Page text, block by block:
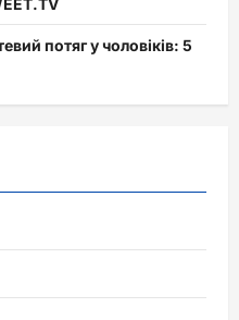
потяг у чоловіків: 5